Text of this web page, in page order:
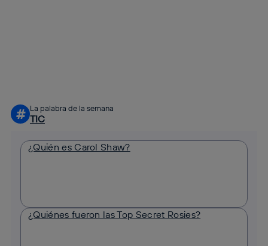
# La palabra de la semana
TIC
¿Quién es Carol Shaw?
¿Quiénes fueron las Top Secret Rosies?